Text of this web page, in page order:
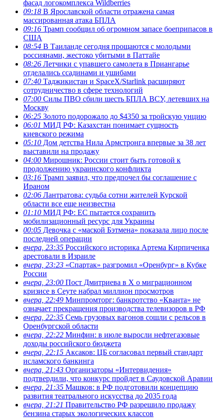
фасад логокомплекса Wildberries
09:18 В Ярославской области отражена самая
массированная атака БПЛА
09:16 Трамп сообщил об огромном запасе боеприпасов в
США
08:54 В Таиланде сегодня прощаются с молодыми
россиянами, жестоко убитыми в Паттайе
08:26 Летчики с упавшего самолета в Приангарье
отделались ссадинами и ушибами
07:40 Таджикистан и SpaceX/Starlink расширяют
сотрудничество в сфере технологий
07:00 Силы ПВО сбили шесть БПЛА ВСУ, летевших на
Москву
06:25 Золото подорожало до $4350 за тройскую унцию
06:01 МИД РФ: Казахстан понимает сущность
киевского режима
05:10 Дом детства Нила Армстронга впервые за 38 лет
выставили на продажу
04:00 Мирошник: России стоит быть готовой к
продолжению украинского конфликта
03:16 Трамп заявил, что предпочел бы соглашение с
Ираном
02:06 Лантратова: судьба сотни жителей Курской
области все еще неизвестна
01:10 МИД РФ: ЕС пытается сохранить
мобилизационный ресурс для Украины
00:05 Девочка с «маской Бэтмена» показала лицо после
последней операции
вчера, 23:35 Российского историка Артема Кирпиченка
арестовали в Израиле
вчера, 23:23 «Спартак» разгромил «Оренбург» в Кубке
России
вчера, 23:00 Пост Дмитриева в X о миграционном
кризисе в Сеуте набрал миллион просмотров
вчера, 22:49 Минпромторг: банкротство «Кванта» не
означает прекращения производства телевизоров в РФ
вчера, 22:35 Семь грузовых вагонов сошли с рельсов в
Оренбургской области
вчера, 22:22 Минфин: в июле выросли нефтегазовые
доходы российского бюджета
вчера, 22:15 Аксаков: ЦБ согласовал первый стандарт
исламского банкинга
вчера, 21:43 Организаторы «Интервидения»
подтвердили, что конкурс пройдет в Саудовской Аравии
вчера, 21:35 Машков: в РФ подготовили концепцию
развития театрального искусства до 2035 года
вчера, 21:21 Правительство РФ разрешило продажу
бензина старых экологических классов